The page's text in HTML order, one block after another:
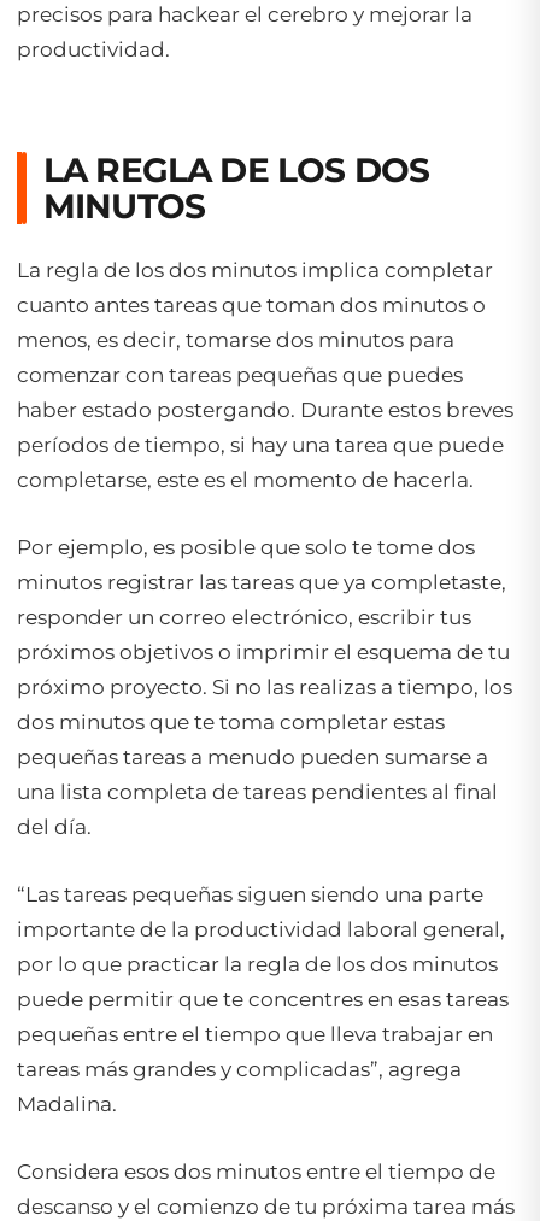
precisos para hackear el cerebro y mejorar la
productividad.
LA REGLA DE LOS DOS
MINUTOS
La regla de los dos minutos implica completar
cuanto antes tareas que toman dos minutos o
menos, es decir, tomarse dos minutos para
comenzar con tareas pequeñas que puedes
haber estado postergando. Durante estos breves
períodos de tiempo, si hay una tarea que puede
completarse, este es el momento de hacerla.
Por ejemplo, es posible que solo te tome dos
minutos registrar las tareas que ya completaste,
responder un correo electrónico, escribir tus
próximos objetivos o imprimir el esquema de tu
próximo proyecto. Si no las realizas a tiempo, los
dos minutos que te toma completar estas
pequeñas tareas a menudo pueden sumarse a
una lista completa de tareas pendientes al final
del día.
“Las tareas pequeñas siguen siendo una parte
importante de la productividad laboral general,
por lo que practicar la regla de los dos minutos
puede permitir que te concentres en esas tareas
pequeñas entre el tiempo que lleva trabajar en
tareas más grandes y complicadas”, agrega
Madalina.
Considera esos dos minutos entre el tiempo de
descanso y el comienzo de tu próxima tarea más